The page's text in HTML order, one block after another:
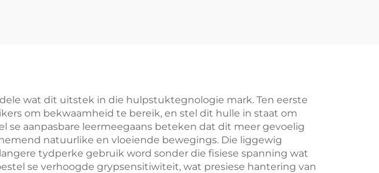
wat dit uitstek in die hulpstuktegnologie mark. Ten eerste
om bekwaamheid te bereik, en stel dit hulle in staat om
aanpasbare leermeegaans beteken dat dit meer gevoelig
natuurlike en vloeiende bewegings. Die liggewig
tydperke gebruik word sonder die fisiese spanning wat
se verhoogde grypsensitiwiteit, wat presiese hantering van